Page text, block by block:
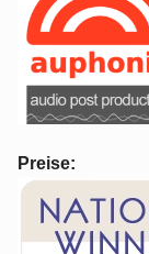
Preise: